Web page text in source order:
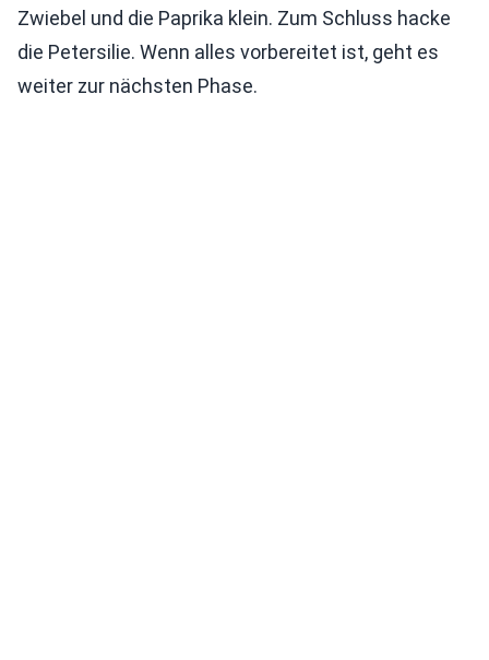
Zwiebel und die Paprika klein. Zum Schluss hacke
die Petersilie. Wenn alles vorbereitet ist, geht es
weiter zur nächsten Phase.